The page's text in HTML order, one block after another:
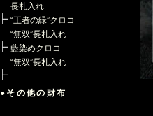
長札入れ
“王者の緑”クロコ
“無双”長札入れ
藍染めクロコ
“無双”長札入れ
●その他の財布